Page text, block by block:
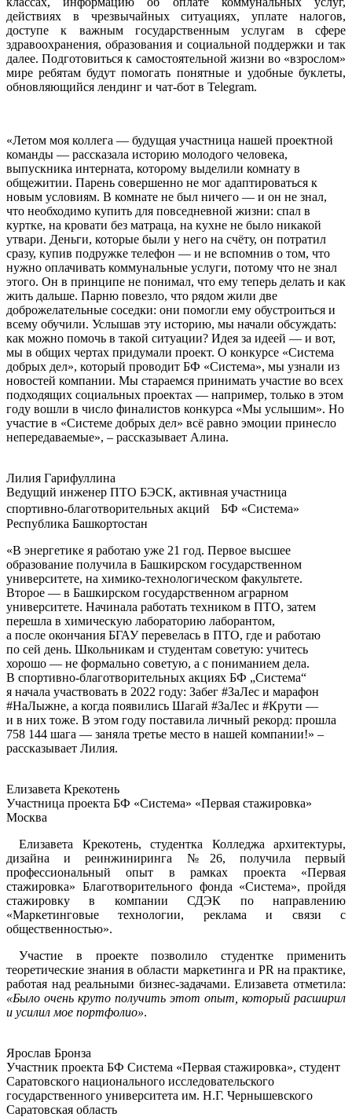
действиях в чрезвычайных ситуациях, уплате налогов,
доступе к важным государственным услугам в сфере
здравоохранения, образования и социальной поддержки и так
далее. Подготовиться к самостоятельной жизни во «взрослом»
мире ребятам будут помогать понятные и удобные буклеты,
обновляющийся лендинг и чат-бот в Telegram.
«Летом моя коллега — будущая участница нашей проектной
команды — рассказала историю молодого человека,
выпускника интерната, которому выделили комнату в
общежитии. Парень совершенно не мог адаптироваться к
новым условиям. В комнате не был ничего — и он не знал,
что необходимо купить для повседневной жизни: спал в
куртке, на кровати без матраца, на кухне не было никакой
утвари. Деньги, которые были у него на счёту, он потратил
сразу, купив подружке телефон — и не вспомнив о том, что
нужно оплачивать коммунальные услуги, потому что не знал
этого. Он в принципе не понимал, что ему теперь делать и как
жить дальше. Парню повезло, что рядом жили две
доброжелательные соседки: они помогли ему обустроиться и
всему обучили. Услышав эту историю, мы начали обсуждать:
как можно помочь в такой ситуации? Идея за идеей — и вот,
мы в общих чертах придумали проект. О конкурсе «Система
добрых дел», который проводит БФ «Система», мы узнали из
новостей компании. Мы стараемся принимать участие во всех
подходящих социальных проектах — например, только в этом
году вошли в число финалистов конкурса «Мы услышим». Но
участие в «Системе добрых дел» всё равно эмоции принесло
непередаваемые», – рассказывает Алина.
Лилия Гарифуллина
Ведущий инженер ПТО БЭСК, активная участница
спортивно-благотворительных акций БФ «Система»
Республика Башкортостан
«В энергетике я работаю уже 21 год. Первое высшее
образование получила в Башкирском государственном
университете, на химико-технологическом факультете.
Второе — в Башкирском государственном аграрном
университете. Начинала работать техником в ПТО, затем
перешла в химическую лабораторию лаборантом,
а после окончания БГАУ перевелась в ПТО, где и работаю
по сей день. Школьникам и студентам советую: учитесь
хорошо — не формально советую, а с пониманием дела.
В спортивно-благотворительных акциях БФ „Система“
я начала участвовать в 2022 году: Забег #ЗаЛес и марафон
#НаЛыжне, а когда появились Шагай #ЗаЛес и #Крути —
и в них тоже. В этом году поставила личный рекорд: прошла
758 144 шага — заняла третье место в нашей компании!» –
рассказывает Лилия.
Елизавета Крекотень
Участница проекта БФ «Система» «Первая стажировка»
Москва
Елизавета Крекотень, студентка Колледжа архитектуры,
дизайна и реинжиниринга №26, получила первый
профессиональный опыт в рамках проекта «Первая
стажировка» Благотворительного фонда «Система», пройдя
стажировку в компании СДЭК по направлению
«Маркетинговые технологии, реклама и связи с
общественностью».
Участие в проекте позволило студентке применить
теоретические знания в области маркетинга и PR на практике,
работая над реальными бизнес-задачами. Елизавета отметила:
«Было очень круто получить этот опыт, который расширил
и усилил мое портфолио».
Ярослав Бронза
Участник проекта БФ Система «Первая стажировка», студент
Саратовского национального исследовательского
государственного университета им. Н.Г. Чернышевского
Саратовская область